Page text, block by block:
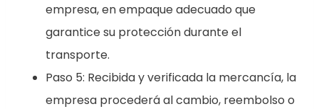
empresa, en empaque adecuado que
garantice su protección durante el
transporte.
Paso 5: Recibida y verificada la mercancía, la
empresa procederá al cambio, reembolso o